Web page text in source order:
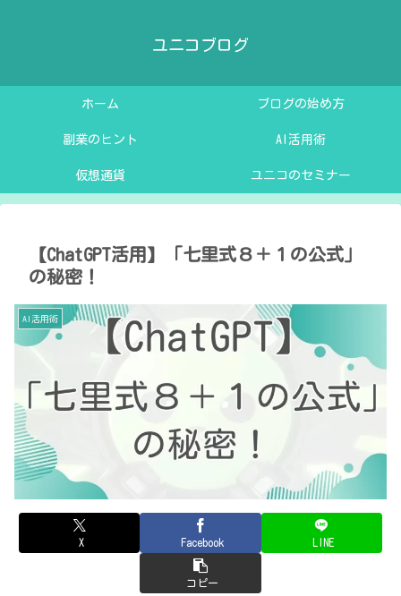
ユニコブログ
ホーム ブログの始め方
副業のヒント AI活用術
仮想通貨 ユニコのセミナー
【ChatGPT活用】「七里式８＋１の公式」
の秘密！
AI活用術
X Facebook LINE
コピー